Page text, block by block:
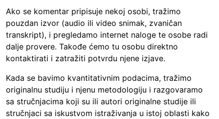
Ako se komentar pripisuje nekoj osobi, tražimo
pouzdan izvor (audio ili video snimak, zvaničan
transkript), i pregledamo internet naloge te osobe radi
dalje provere. Takođe ćemo tu osobu direktno
kontaktirati i zatražiti potvrdu njene izjave.
Kada se bavimo kvantitativnim podacima, tražimo
originalnu studiju i njenu metodologiju i razgovaramo
sa stručnjacima koji su ili autori originalne studije ili
stručnjaci sa iskustvom istraživanja u istoj oblasti kako